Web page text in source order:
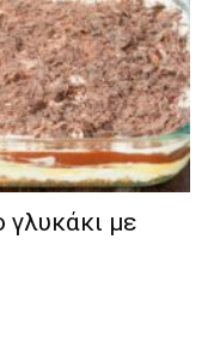
γλυκάκι με